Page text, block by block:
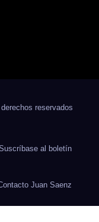
reservados
al boletín
Juan Saenz